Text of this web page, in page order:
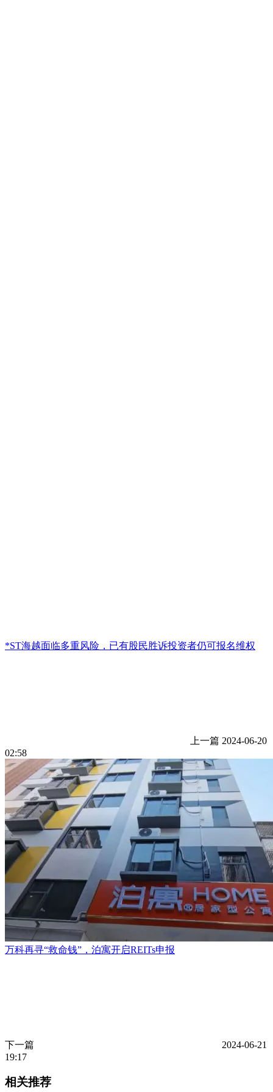
*ST海越面临多重风险，已有股民胜诉投资者仍可报名维权
上一篇 2024-06-20
02:58
万科再寻“救命钱”，泊寓开启REITs申报
下一篇
2024-06-21
19:17
相关推荐